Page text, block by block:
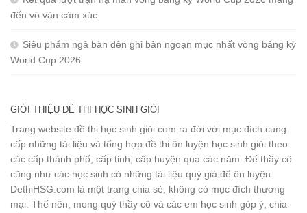
đến vô vàn cảm xúc
Siêu phẩm ngả bàn đèn ghi bàn ngoạn mục nhất vòng bảng kỳ
World Cup 2026
GIỚI THIỆU ĐỀ THI HỌC SINH GIỎI
Trang website đề thi học sinh giỏi.com ra đời với mục đích cung
cấp những tài liệu và tổng hợp đề thi ôn luyện học sinh giỏi theo
các cấp thành phố, cấp tỉnh, cấp huyện qua các năm. Để thầy cô
cũng như các học sinh có những tài liệu quý giá để ôn luyện.
DethiHSG.com là một trang chia sẻ, không có mục đích thương
mại. Thế nên, mong quý thầy cô và các em học sinh góp ý, chia